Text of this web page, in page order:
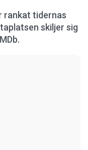
rankat tidernas
skiljer sig